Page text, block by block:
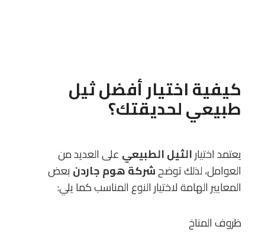
كيفية اختيار أفضل ثيل
طبيعي لحديقتك؟
يعتمد اختيارالثيل الطبيعي على العديد من
العوامل، لذلك توضحشركة هوم جاردن بعض
المعايير الهامة لاختيار النوع المناسب كما يلي:
ظروف المناخ